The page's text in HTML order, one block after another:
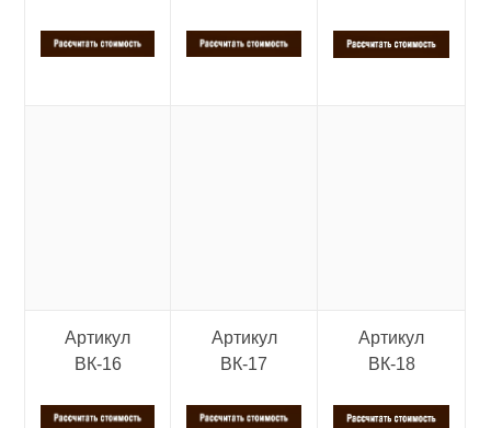
Артикул
ВК-16
Артикул
ВК-17
Артикул
ВК-18